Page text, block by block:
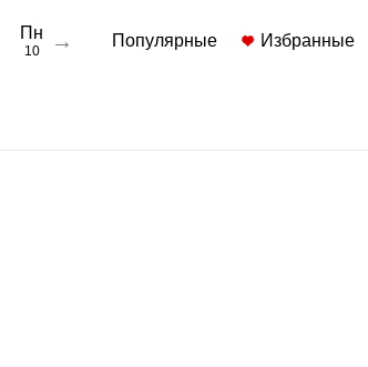
Пн
10 → Популярные Избранные